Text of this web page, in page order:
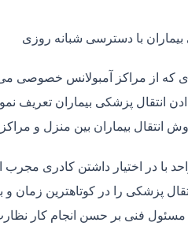
بیماران با دسترسی شبانه روزی
که از مراکز آمبولانس خصوصی می
انتقال پزشکی بیماران تعریف
انتقال بیماران بین منزل و
واحد با در اختیار داشتن کادری
پزشکی را در کوتاهترین زمان و
مسئول فنی بر حسن انجام کار